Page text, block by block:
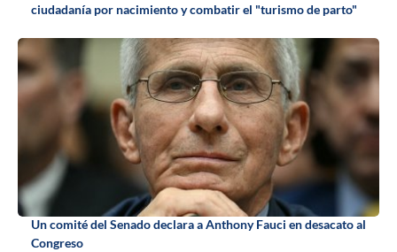
ciudadanía por nacimiento y combatir el "turismo de parto"
Un comité del Senado declara a Anthony Fauci en desacato al
Congreso